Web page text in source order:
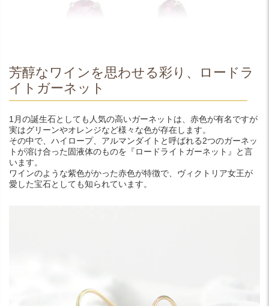
芳醇なワインを思わせる彩り、ロードラ
イトガーネット
1月の誕生石としても人気の高いガーネットは、赤色が有名ですが
実はグリーンやオレンジなど様々な色が存在します。
その中で、ハイロープ、アルマンダイトと呼ばれる2つのガーネッ
トが溶け合った固液体のものを『ロードライトガーネット』と言
います。
ワインのような紫色がかった赤色が特徴で、ヴィクトリア女王が
愛した宝石としても知られています。